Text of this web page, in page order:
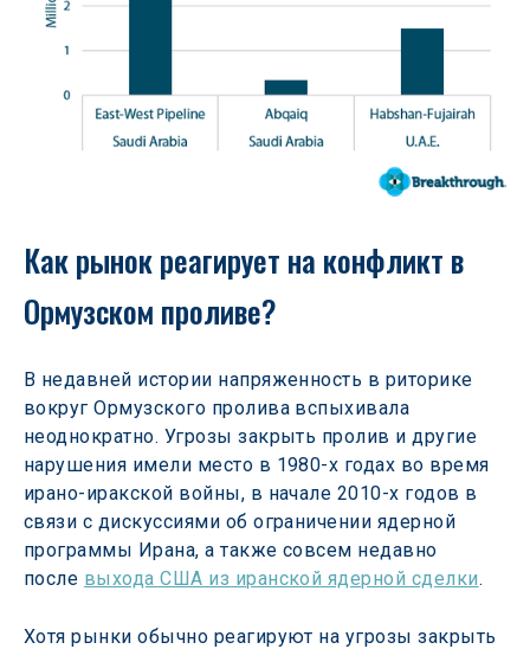
Как рынок реагирует на конфликт в
Ормузском проливе?
В недавней истории напряженность в риторике
вокруг Ормузского пролива вспыхивала
неоднократно. Угрозы закрыть пролив и другие
нарушения имели место в 1980-х годах во время
ирано-иракской войны, в начале 2010-х годов в
связи с дискуссиями об ограничении ядерной
программы Ирана, а также совсем недавно
после выхода США из иранской ядерной сделки.
Хотя рынки обычно реагируют на угрозы закрыть